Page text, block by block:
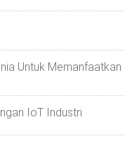
Untuk Memanfaatkan
IoT Industri